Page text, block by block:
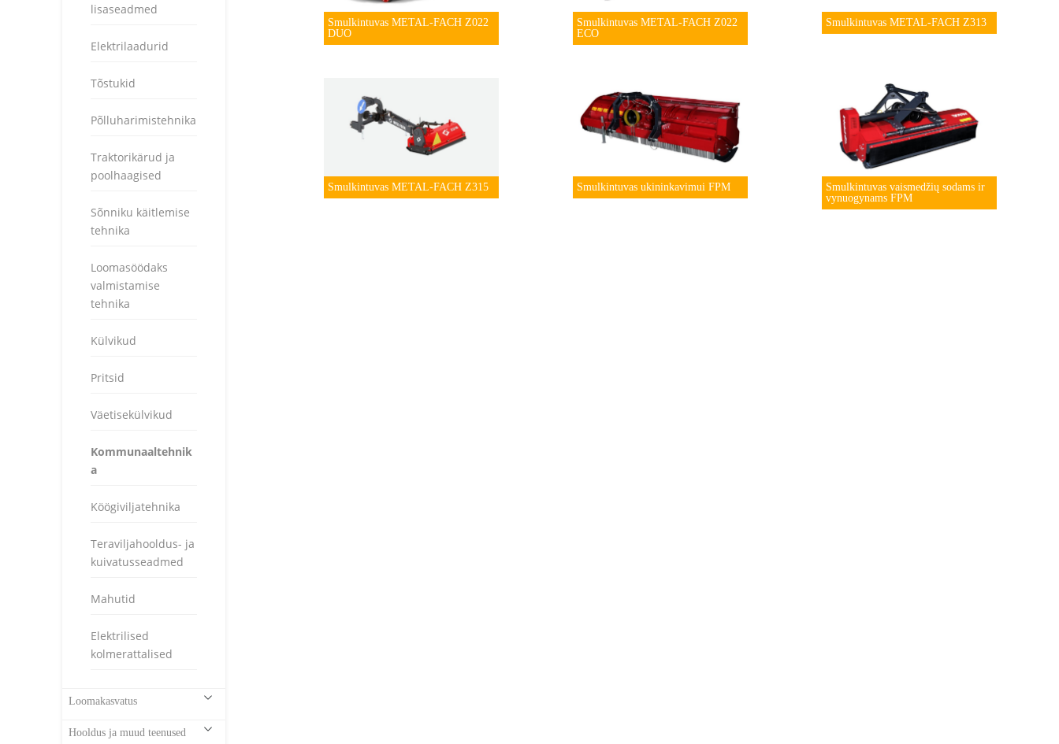
Smulkintuvas METAL-FACH Z022
DUO
Smulkintuvas METAL-FACH Z022
ECO
Smulkintuvas METAL-FACH Z313
Smulkintuvas METAL-FACH Z315 Smulkintuvas ukininkavimui FPM
Smulkintuvas vaismedžių sodams ir
vynuogynams FPM
lisaseadmed
Elektrilaadurid
Tõstukid
Põlluharimistehnika
Traktorikärud ja
poolhaagised
Sõnniku käitlemise
tehnika
Loomasöödaks
valmistamise
tehnika
Külvikud
Pritsid
Väetisekülvikud
Kommunaaltehnik
a
Köögiviljatehnika
Teraviljahooldus- ja
kuivatusseadmed
Mahutid
Elektrilised
kolmerattalised
Loomakasvatus
Hooldus ja muud teenused